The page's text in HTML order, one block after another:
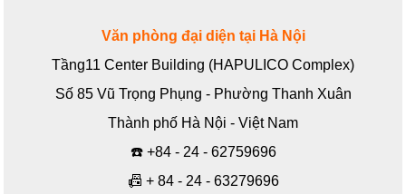
Văn phòng đại diện tại Hà Nội
Tầng11 Center Building (HAPULICO Complex)
Số 85 Vũ Trọng Phụng - Phường Thanh Xuân
Thành phố Hà Nội - Việt Nam
☎️ +84 - 24 - 62759696
📠 + 84 - 24 - 63279696